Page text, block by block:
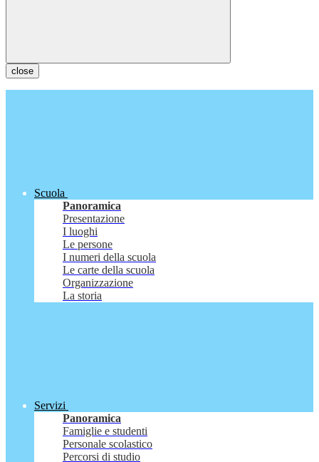
close
Scuola
Panoramica
Presentazione
I luoghi
Le persone
I numeri della scuola
Le carte della scuola
Organizzazione
La storia
Servizi
Panoramica
Famiglie e studenti
Personale scolastico
Percorsi di studio